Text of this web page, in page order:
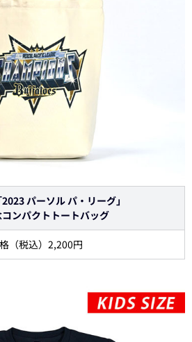
パーソル パ・リーグ」
ンパクトトートバッグ
（税込）2,200円